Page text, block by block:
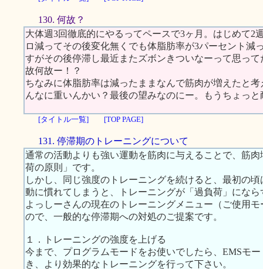
130. 何故？
大体週3回徹底的にやるってペースで3ヶ月。はじめて2
ロ減ってその後変化無くでも体脂肪率が3パーセント減
すがその後停滞し最近またズボンきついなーって思っ
故何故ー！？
ちなみに体脂肪率は減ったままなんで筋肉が増えたと
んなに重いんかい？最後の望みなのにー。もうちょっ
[タイトル一覧] [TOP PAGE]
131. 停滞期のトレーニングについて
通常の活動よりも強い運動を筋肉に与えることで、筋
荷の原則」です。
しかし、同じ強度のトレーニングを続けると、最初の
動に慣れてしまうと、トレーニングが「過負荷」にな
よっしーさんの現在のトレーニングメニュー（ご使用
ので、一般的な停滞期への対処のご提案です。
１．トレーニングの強度を上げる
今まで、プログラムモードをお使いでしたら、EMSモ
き、より効果的なトレーニングを行って下さい。